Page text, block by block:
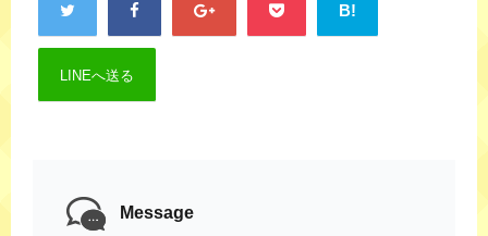
B!
LINEへ送る
Message